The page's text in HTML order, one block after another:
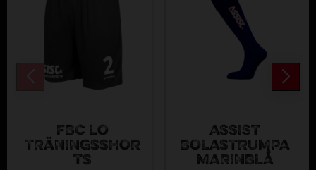
FBC LO
TRÄNINGSSHOR
TS
ASSIST
BOLASTRUMPA
MARINBLÅ